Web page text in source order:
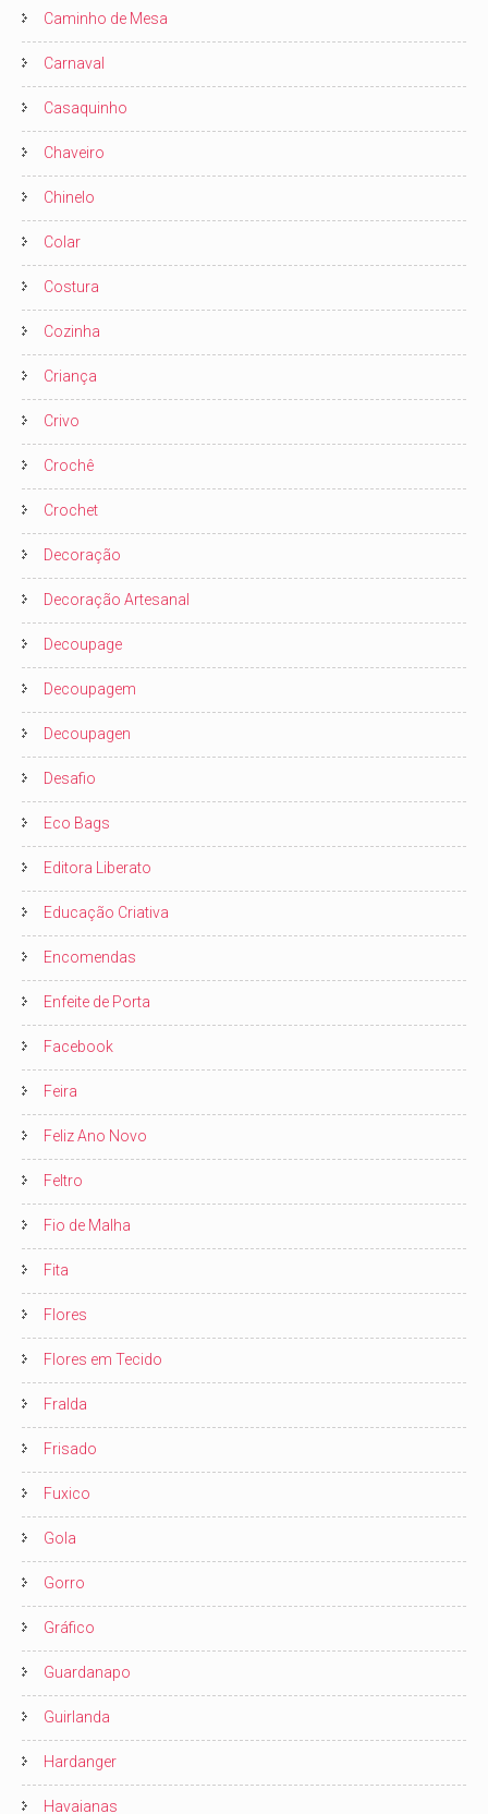
Caminho de Mesa
Carnaval
Casaquinho
Chaveiro
Chinelo
Colar
Costura
Cozinha
Criança
Crivo
Crochê
Crochet
Decoração
Decoração Artesanal
Decoupage
Decoupagem
Decoupagen
Desafio
Eco Bags
Editora Liberato
Educação Criativa
Encomendas
Enfeite de Porta
Facebook
Feira
Feliz Ano Novo
Feltro
Fio de Malha
Fita
Flores
Flores em Tecido
Fralda
Frisado
Fuxico
Gola
Gorro
Gráfico
Guardanapo
Guirlanda
Hardanger
Havaianas